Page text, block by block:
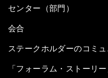
センター（部門）
会合
ステークホルダーのコミュ
「フォーラム・ストーリー